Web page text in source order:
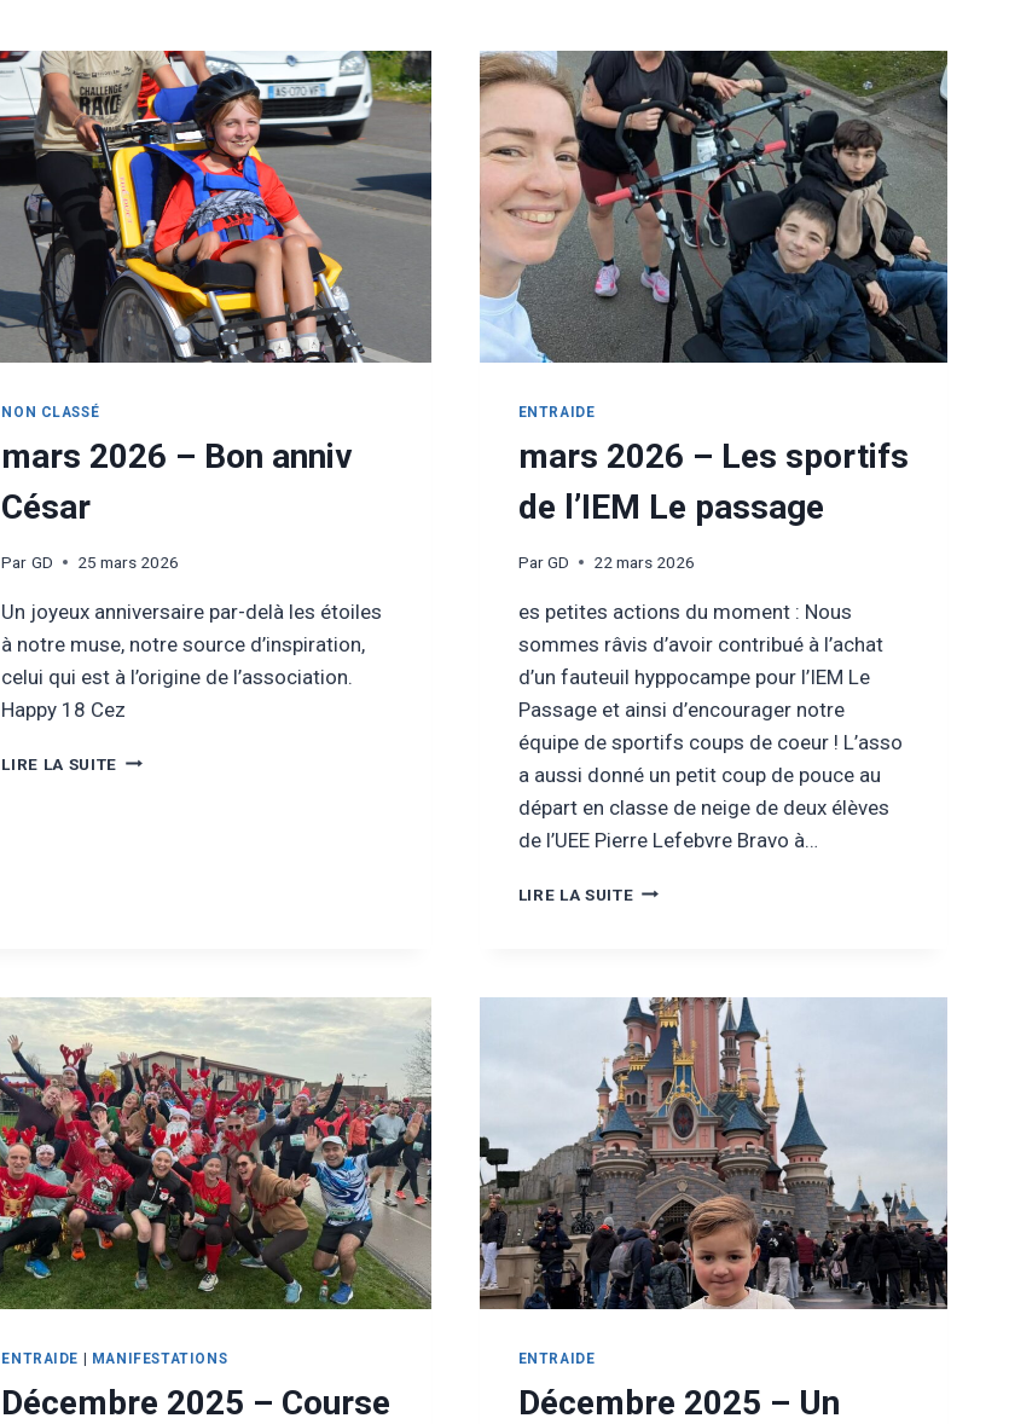
NON CLASSÉ
mars 2026 – Bon anniv
César
Par GD 25 mars 2026
Un joyeux anniversaire par-delà les étoiles
à notre muse, notre source d’inspiration,
celui qui est à l’origine de l’association.
Happy 18 Cez
LIRE LA SUITE MARS
ENTRAIDE
mars 2026 – Les sportifs
de l’IEM Le passage
Par GD 22 mars 2026
es petites actions du moment : Nous
sommes râvis d’avoir contribué à l’achat
d’un fauteuil hyppocampe pour l’IEM Le
Passage et ainsi d’encourager notre
équipe de sportifs coups de coeur ! L’asso
a aussi donné un petit coup de pouce au
départ en classe de neige de deux élèves
de l’UEE Pierre Lefebvre Bravo à…
LIRE LA SUITEMARS
DE
L’IEM
LE
PASSAGE
ENTRAIDE MANIFESTATIONS
Décembre 2025 – Course
ENTRAIDE
Décembre 2025 – Un